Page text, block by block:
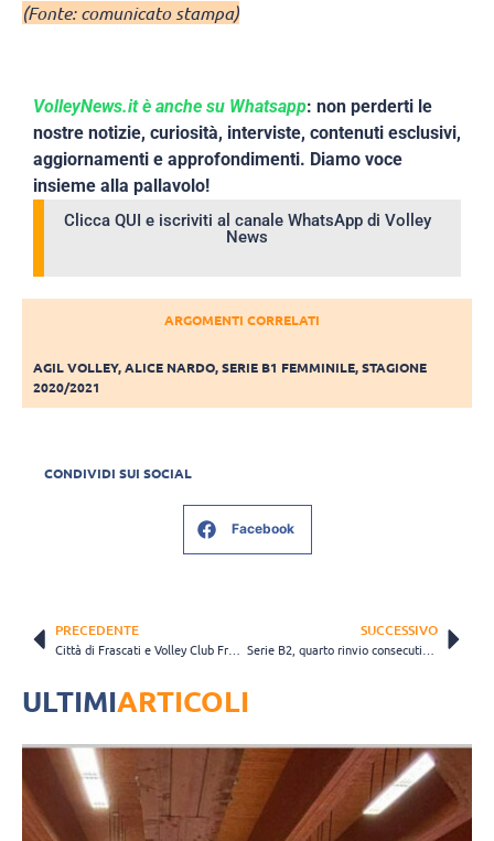
(Fonte: comunicato stampa)
VolleyNews.it è anche su Whatsapp: non perderti le
nostre notizie, curiosità, interviste, contenuti esclusivi,
aggiornamenti e approfondimenti. Diamo voce
insieme alla pallavolo!
Clicca QUI e iscriviti al canale WhatsApp di Volley
News
ARGOMENTI CORRELATI
AGIL VOLLEY,ALICE NARDO,SERIE B1 FEMMINILE,STAGIONE
2020/2021
CONDIVIDI SUI SOCIAL
Facebook
PRECEDENTE SUCCESSIVO
ULTIMIARTICOLI